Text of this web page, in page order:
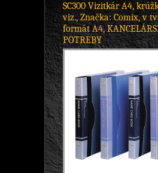
SC300 Vizitkár A4,
viz., Značka: Comix, v
formát A4,
POTREBY